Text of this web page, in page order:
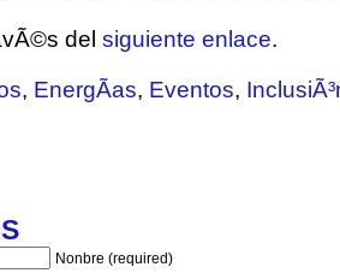
del siguiente enlace.
, EnergÃ­as, Eventos,
Nonbre (required)